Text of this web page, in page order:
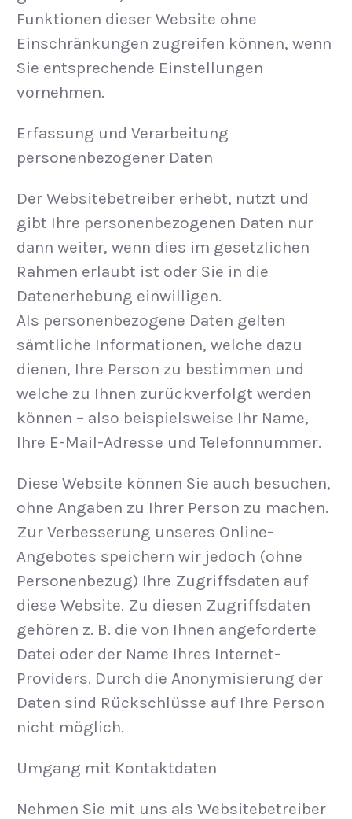
Funktionen dieser Website ohne
Einschränkungen zugreifen können, wenn
Sie entsprechende Einstellungen
vornehmen.
Erfassung und Verarbeitung
personenbezogener Daten
Der Websitebetreiber erhebt, nutzt und
gibt Ihre personenbezogenen Daten nur
dann weiter, wenn dies im gesetzlichen
Rahmen erlaubt ist oder Sie in die
Datenerhebung einwilligen.
Als personenbezogene Daten gelten
sämtliche Informationen, welche dazu
dienen, Ihre Person zu bestimmen und
welche zu Ihnen zurückverfolgt werden
können – also beispielsweise Ihr Name,
Ihre E-Mail-Adresse und Telefonnummer.
Diese Website können Sie auch besuchen,
ohne Angaben zu Ihrer Person zu machen.
Zur Verbesserung unseres Online-
Angebotes speichern wir jedoch (ohne
Personenbezug) Ihre Zugriffsdaten auf
diese Website. Zu diesen Zugriffsdaten
gehören z. B. die von Ihnen angeforderte
Datei oder der Name Ihres Internet-
Providers. Durch die Anonymisierung der
Daten sind Rückschlüsse auf Ihre Person
nicht möglich.
Umgang mit Kontaktdaten
Nehmen Sie mit uns als Websitebetreiber